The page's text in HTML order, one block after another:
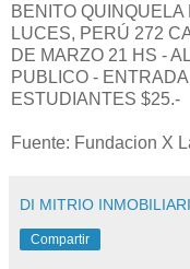
BENITO
LUCES, PERÚ 272
DE MARZO 21 HS -
PUBLICO -
ESTUDIANTES $25.-
Fuente: Fundacion X
DI MITRIO
Compartir